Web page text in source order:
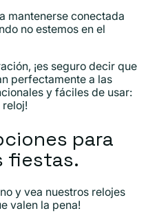
mantenerse conectada
no estemos en el
¡es seguro decir que
perfectamente a las
y fáciles de usar:
reloj!
para
fiestas.
y vea nuestros relojes
valen la pena!